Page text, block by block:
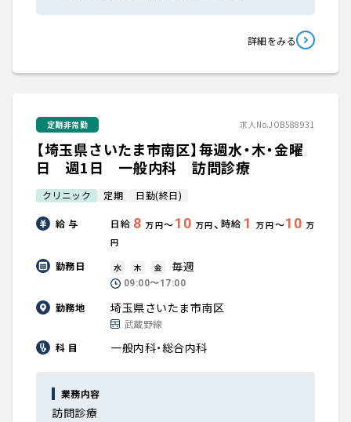
詳細をみる
定期非常勤 求人No.JOB588931
【埼玉県さいたま市南区】毎週水・木・金曜
日 週1日 一般内科 訪問診療
クリニック 定期 日勤(終日)
給 与 日給 8 万円〜10 万円、時給 1 万円〜10 万
円
勤務日 水 木 金 毎週
09:00〜17:00
勤務地 埼玉県さいたま市南区
武蔵野線
科 目
一般内科・総合内科
業務内容
訪問診療